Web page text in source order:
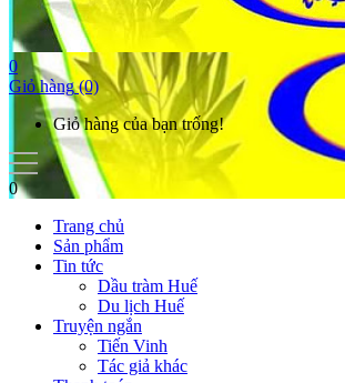
0
Giỏ hàng (0)
Giỏ hàng của bạn trống!
0
Trang chủ
Sản phẩm
Tin tức
Dầu tràm Huế
Du lịch Huế
Truyện ngắn
Tiến Vinh
Tác giả khác